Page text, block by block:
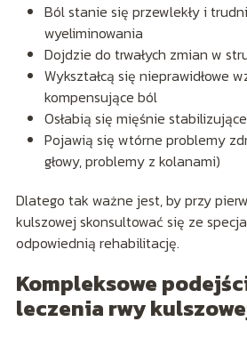
Ból stanie się przewlekły i
wyeliminowania
Dojdzie do trwałych zmian w
Wykształcą się nieprawidłowe
kompensujące ból
Osłabią się mięśnie
Pojawią się wtórne problemy
głowy, problemy z kolanami)
Dlatego tak ważne jest, by przy
kulszowej skonsultować się ze
odpowiednią rehabilitację.
Kompleksowe
leczenia rwy